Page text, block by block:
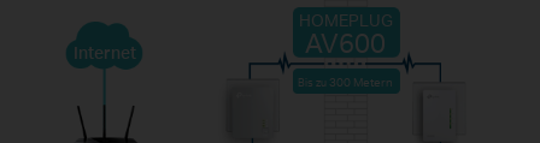
Internet
HOMEPLUG
AV600
Bis zu 300 Metern